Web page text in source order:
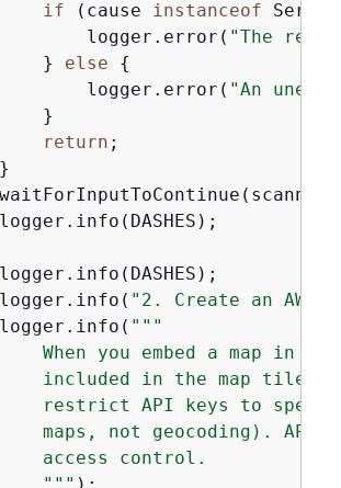
if (cause instanceof
logger.error(
"The
}
else
{
logger.error(
"An
}
return ;
"2. Create an AWS
"" "
When you embed a map in a
included in the map tile
restrict API keys to
maps, not geocoding). API
access control.